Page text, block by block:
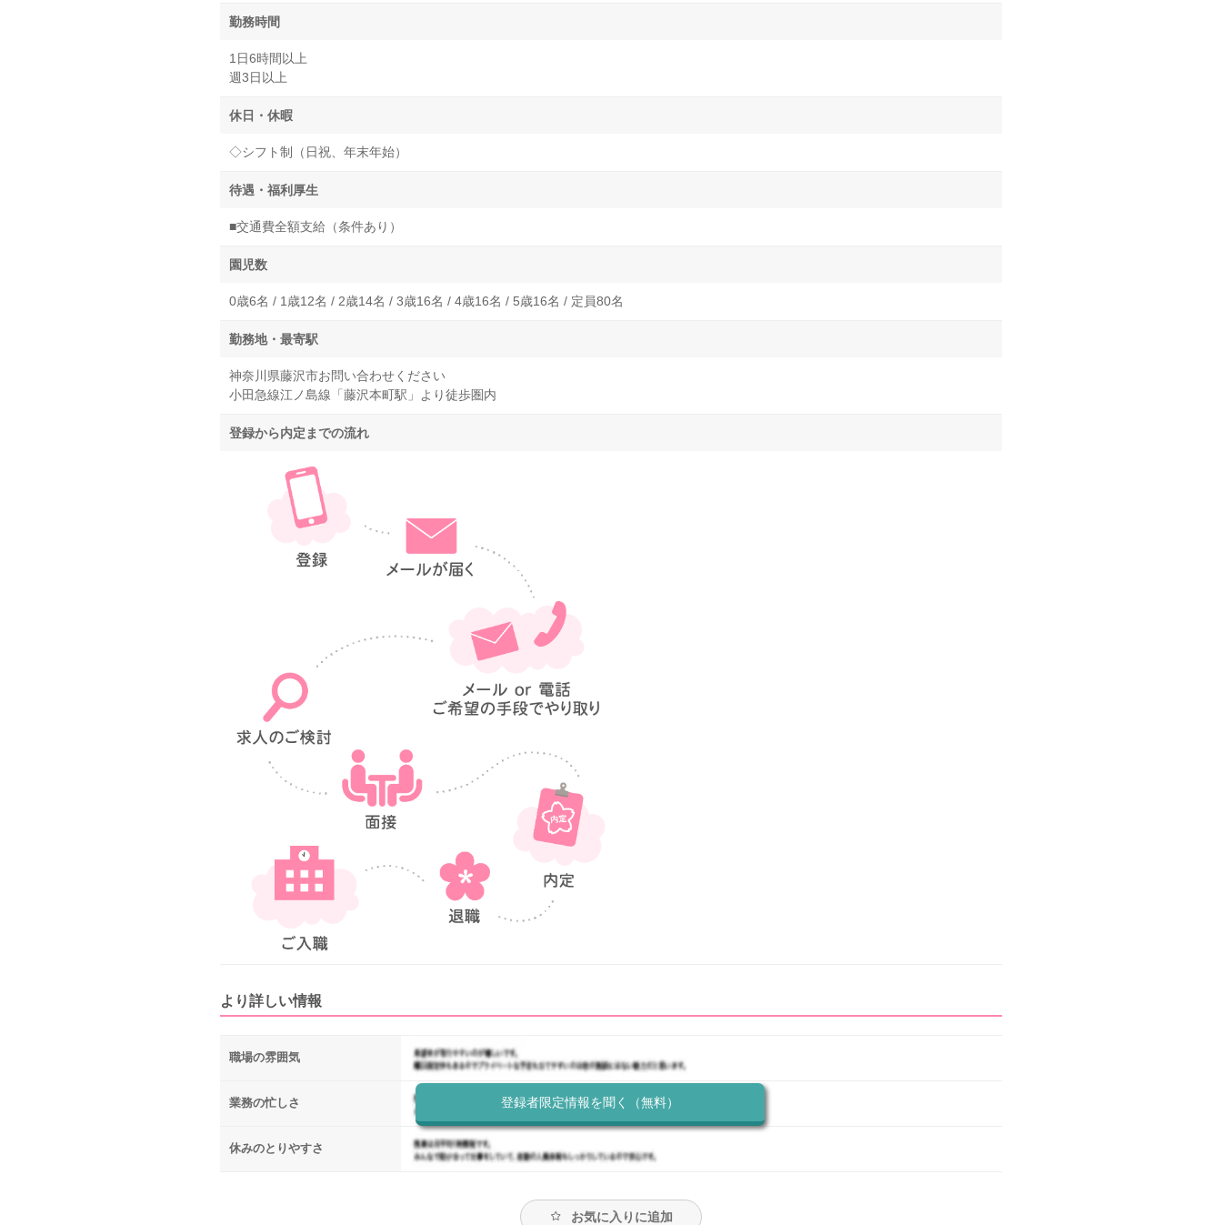
勤務時間
1日6時間以上
週3日以上
休日・休暇
◇シフト制（日祝、年末年始）
待遇・福利厚生
■交通費全額支給（条件あり）
園児数
0歳6名 / 1歳12名 / 2歳14名 / 3歳16名 / 4歳16名 / 5歳16名 / 定員80名
勤務地・最寄駅
神奈川県藤沢市お問い合わせください
小田急線江ノ島線「藤沢本町駅」より徒歩圏内
登録から内定までの流れ
より詳しい情報
職場の雰囲気
業務の忙しさ
休みのとりやすさ
登録者限定情報を聞く（無料）
お気に入りに追加